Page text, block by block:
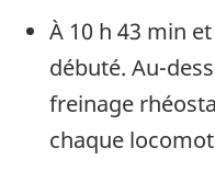
À 10 h 43 min
débuté. Au-
freinage
chaque